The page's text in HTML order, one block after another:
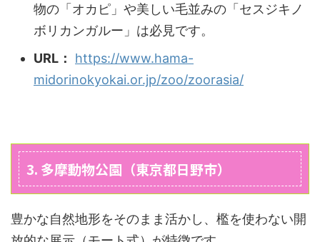
物の「オカピ」や美しい毛並みの「セスジキノ
ボリカンガルー」は必見です。
URL：
https://www.hama-
midorinokyokai.or.jp/zoo/zoorasia/
3. 多摩動物公園（東京都日野市）
豊かな自然地形をそのまま活かし、檻を使わない開